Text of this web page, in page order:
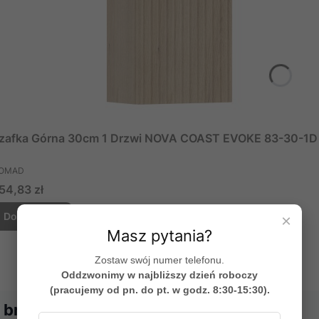
Górna 30cm 1 Drzwi NOVA COAST EVOKE 83-30-
zł
Do koszyka
do nowoczesnej łazienki
×
Masz pytania?
Zostaw swój numer telefonu.
Oddzwonimy w najbliższy dzień roboczy
(pracujemy od pn. do pt. w godz. 8:30-15:30).